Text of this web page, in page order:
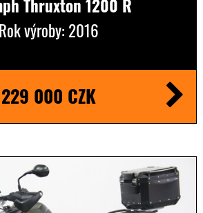
Thruxton 1200 R
Rok výroby: 2016
229 000 CZK